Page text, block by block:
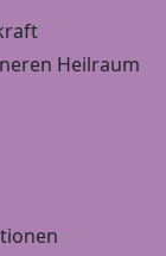
Heilraum